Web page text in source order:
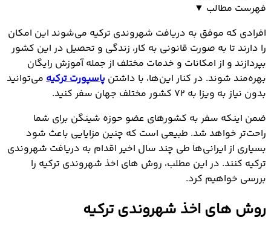
فهرست مطالب ▼
روش های اخذ شهروندی ترکیه
مراحل اخذ شهروندی ترکیه از طریق خرید ملک
گرفتن شهروندی از طریق کار در ترکیه
افرادی که موفق به دریافت شهروندی ترکیه می‌شوند این امکان
را دارند تا به صورت قانونی به کار، زندگی و تحصیل در این کشور
بپردازند و از امکانات و خدمات مختلف از جمله آموزش رایگان
بهره‌مند شوند. در کنار این‌ها، با داشتن پاسپورت ترکیه می‌توانید
بدون نیاز به ویزا به 72 کشور مختلف جهان سفر کنید.
ضمن اینکه سفر به کشورهای عضو حوزه شینگن برای شما
راحت‌تر خواهد شد. طبیعی است که چنین مزایایی باعث شود
بسیاری از ایرانی‌ها طی چند سال اخیر اقدام به دریافت شهروندی
ترکیه کنند. در این مطلب، روش های اخذ شهروندی ترکیه را
بررسی خواهیم کرد.
روش های اخذ شهروندی ترکیه